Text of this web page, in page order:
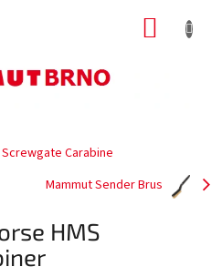
Carabine
Mammut Sender Brus
HMS